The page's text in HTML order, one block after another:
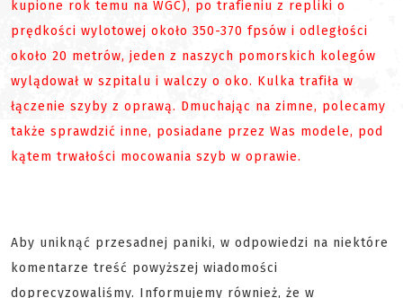
kupione rok temu na WGC), po trafieniu z repliki o
prędkości wylotowej około 350-370 fpsów i odległości
około 20 metrów, jeden z naszych pomorskich kolegów
wylądował w szpitalu i walczy o oko. Kulka trafiła w
łączenie szyby z oprawą. Dmuchając na zimne, polecamy
także sprawdzić inne, posiadane przez Was modele, pod
kątem trwałości mocowania szyb w oprawie.
Aby uniknąć przesadnej paniki, w odpowiedzi na niektóre
komentarze treść powyższej wiadomości
doprecyzowaliśmy. Informujemy również, że w